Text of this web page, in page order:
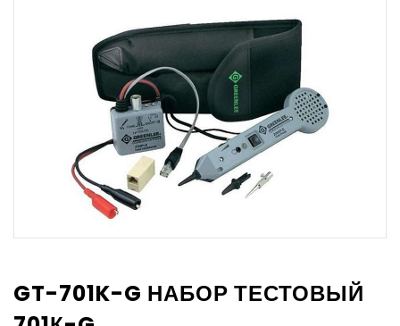
GT-701K-G НАБОР ТЕСТОВЫЙ